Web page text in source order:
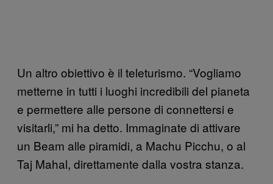
Un altro obiettivo è il teleturismo. “Vogliamo
metterne in tutti i luoghi incredibili del pianeta
e permettere alle persone di connettersi e
visitarli,” mi ha detto. Immaginate di attivare
un Beam alle piramidi, a Machu Picchu, o al
Taj Mahal, direttamente dalla vostra stanza.